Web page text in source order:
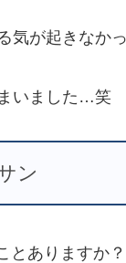
気が起きなか
いました…笑
ン
とありますか？